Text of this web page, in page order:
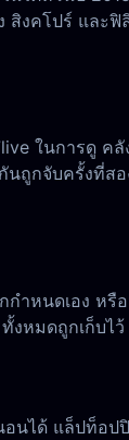
งคโปร์ และฟิ
ในการดู ค
ถูกจับครั้งที่ส
ำหนดเอง ห
งหมดถูกเก็บไว้
ได้ แล็ปท็อป